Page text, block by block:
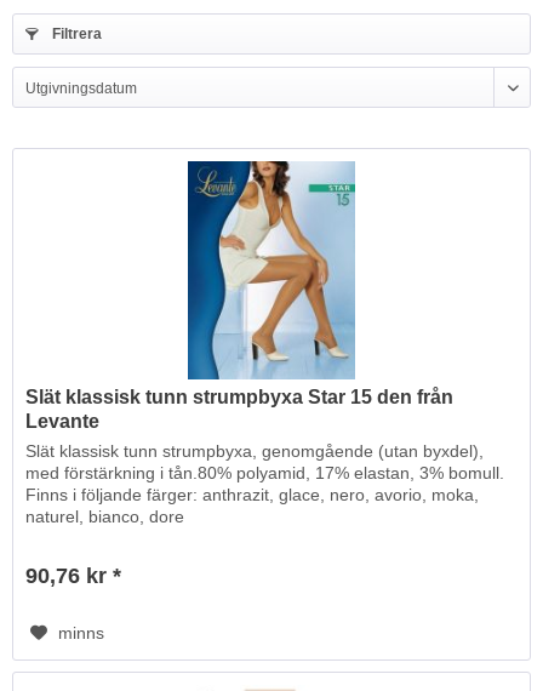
Filtrera
Slät klassisk tunn strumpbyxa Star 15 den från
Levante
Slät klassisk tunn strumpbyxa, genomgående (utan byxdel),
med förstärkning i tån.80% polyamid, 17% elastan, 3% bomull.
Finns i följande färger: anthrazit, glace, nero, avorio, moka,
naturel, bianco, dore
90,76 kr *
minns